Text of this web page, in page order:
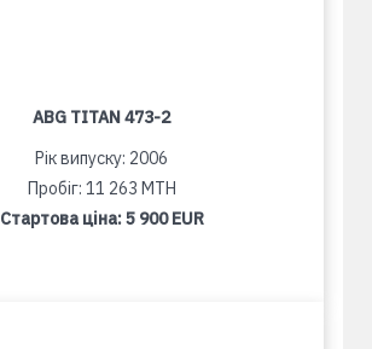
ABG TITAN 473-2
Рік випуску: 2006
Пробіг: 11 263 MTH
Стартова ціна:5 900 EUR